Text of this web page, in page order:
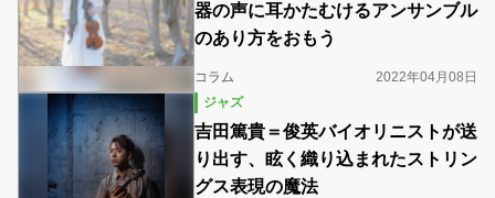
器の声に耳かたむけるアンサンブル
のあり方をおもう
コラム
2022年04月08日
ジャズ
吉田篤貴＝俊英バイオリニストが送
り出す、眩く織り込まれたストリン
グス表現の魔法